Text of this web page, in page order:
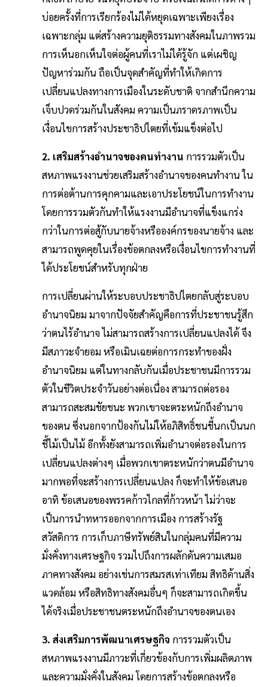
บ่อยครั้งที่การเรียกร้องไม่ได้หยุดเฉพาะเพียงเรื่อง
เฉพาะกลุ่ม แต่สร้างความยุติธรรมทางสังคมในภาพรวม
การเห็นอกเห็นใจต่อผู้คนที่เราไม่ได้รู้จัก แต่เผชิญ
ปัญหาร่วมกัน ถือเป็นจุดสำคัญที่ทำให้เกิดการ
เปลี่ยนแปลงทางการเมืองในระดับชาติ จากสำนึกความ
เจ็บปวดร่วมกันในสังคม ความเป็นภราดรภาพเป็น
เงื่อนไขการสร้างประชาธิปไตยที่เข้มแข็งต่อไป
2. เสริมสร้างอำนาจของคนทำงาน การรวมตัวเป็น
สหภาพแรงงานช่วยเสริมสร้างอำนาจของคนทำงาน ใน
การต่อต้านการคุกคามและเอาประโยชน์ในการทำงาน
โดยการรวมตัวกันทำให้แรงงานมีอำนาจที่แข็งแกร่ง
กว่าในการต่อสู้กับนายจ้างหรือองค์กรของนายจ้าง และ
สามารถพูดคุยในเรื่องข้อตกลงหรือเงื่อนไขการทำงานที่
ได้ประโยชน์สำหรับทุกฝ่าย
การเปลี่ยนผ่านให้ระบอบประชาธิปไตยกลับสู่ระบอบ
อำนาจนิยม มาจากปัจจัยสำคัญคือการที่ประชาชนรู้สึก
ว่าตนไร้อำนาจ ไม่สามารถสร้างการเปลี่ยนแปลงได้ จึง
มีสภาวะจำยอม หรือเมินเฉยต่อการกระทำของฝั่ง
อำนาจนิยม แต่ในทางกลับกันเมื่อประชาชนมีการรวม
ตัวในชีวิตประจำวันอย่างต่อเนื่อง สามารถต่อรอง
สามารถสะสมชัยชนะ พวกเขาจะตระหนักถึงอำนาจ
ของตน ซึ่งนอกจากป้องกันไม่ให้อภิสิทธิ์ชนชี้นกเป็นนก
ชี้ไม้เป็นไม้ อีกทั้งยังสามารถเพิ่มอำนาจต่อรองในการ
เปลี่ยนแปลงต่างๆ เมื่อพวกเขาตระหนักว่าตนมีอำนาจ
มากพอที่จะสร้างการเปลี่ยนแปลง ก็จะทำให้ข้อเสนอ
อาทิ ข้อเสนอของพรรคก้าวไกลที่ก้าวหน้า ไม่ว่าจะ
เป็นการนำทหารออกจากการเมือง การสร้างรัฐ
สวัสดิการ การเก็บภาษีทรัพย์สินในกลุ่มคนที่มีความ
มั่งคั่งทางเศรษฐกิจ รวมไปถึงการผลักดันความเสมอ
ภาคทางสังคม อย่างเช่นการสมรสเท่าเทียม สิทธิด้านสิ่ง
แวดล้อม หรือสิทธิทางสังคมอื่นๆ ก็จะสามารถเกิดขึ้น
ได้จริงเมื่อประชาชนตระหนักถึงอำนาจของตนเอง
3. ส่งเสริมการพัฒนาเศรษฐกิจ การรวมตัวเป็น
สหภาพแรงงานมีภาวะที่เกี่ยวข้องกับการเพิ่มผลิตภาพ
และความมั่งคั่งในสังคม โดยการสร้างข้อตกลงหรือ